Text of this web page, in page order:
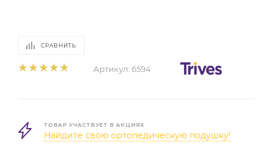
СРАВНИТЬ
Артикул: 6594
ТОВАР УЧАСТВУЕТ В АКЦИЯХ
Найдите свою ортопедическую подушку!